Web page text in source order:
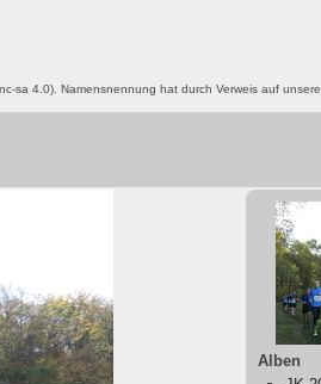
sa 4.0). Namensnennung hat durch Verweis auf
Alben